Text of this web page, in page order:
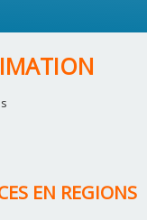
EN REGIONS